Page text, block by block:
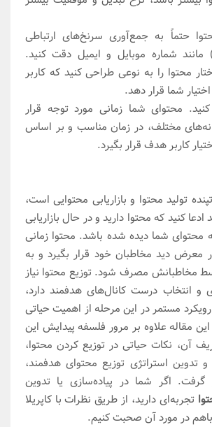
حتماً به جمع‌آوری سرنخ‌های ارتباطی
مانند شماره موبایل و ایمیل دقت کنید.
محتوا را به نوعی طراحی کنید که کاربر
شما قرار دهد.
محتوای شما زمانی مورد توجه قرار
مختلف، در زمان مناسب و بر اساس
کاربر هدف قرار ‌بگیرد.
تولید محتوا و بازاریابی محتوایی است،
کنید که محتوا دارید و در حال بازاریابی
محتوای شما دیده شده باشد. محتوا زمانی
معرض دید مخاطبان خود قرار بگیرد و به
مخاطبانش مصرف شود. توزیع محتوا نیاز
و انتخاب درست کانال‌های هدفمند دارد،
مستمر در این مرحله از اهمیت حیاتی
مقاله علاوه بر مرور فلسفه پیدایش این
آن، نکات حیاتی در توزیع کردن محتوا،
و تدوین استراتژی توزیع محتوای هدفمند،
گرفت. اگر شما در پیاده‌سازی یا تدوین
تجربه‌ای دارید، از طریق نظرات با کاپریلا
باهم در مورد آن صحبت کنیم.